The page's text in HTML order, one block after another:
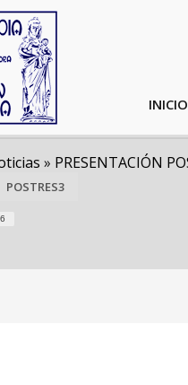
INICIO
» PRESENTACIÓN
POSTRES3